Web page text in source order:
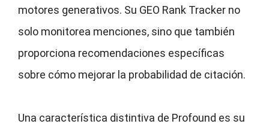
motores generativos. Su GEO Rank Tracker no
solo monitorea menciones, sino que también
proporciona recomendaciones específicas
sobre cómo mejorar la probabilidad de citación.
Una característica distintiva de Profound es su